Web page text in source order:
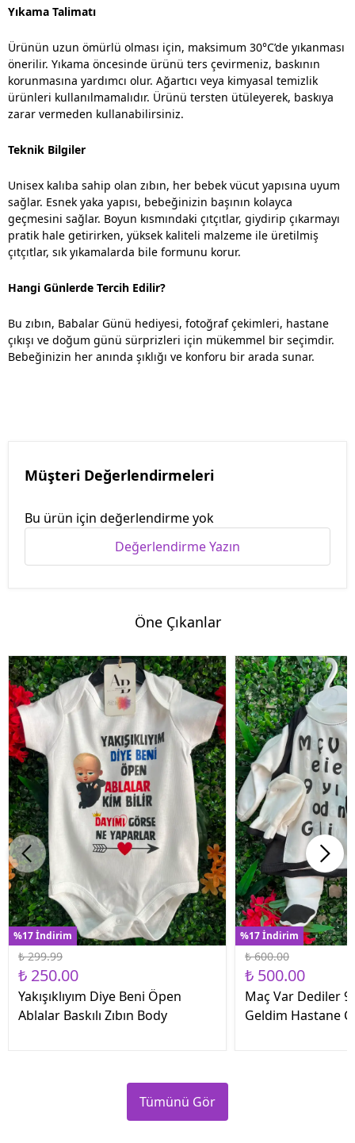
Yıkama Talimatı
Ürünün uzun ömürlü olması için, maksimum 30°C’de yıkanması
önerilir. Yıkama öncesinde ürünü ters çevirmeniz, baskının
korunmasına yardımcı olur. Ağartıcı veya kimyasal temizlik
ürünleri kullanılmamalıdır. Ürünü tersten ütüleyerek, baskıya
zarar vermeden kullanabilirsiniz.
Teknik Bilgiler
Unisex kalıba sahip olan zıbın, her bebek vücut yapısına uyum
sağlar. Esnek yaka yapısı, bebeğinizin başının kolayca
geçmesini sağlar. Boyun kısmındaki çıtçıtlar, giydirip çıkarmayı
pratik hale getirirken, yüksek kaliteli malzeme ile üretilmiş
çıtçıtlar, sık yıkamalarda bile formunu korur.
Hangi Günlerde Tercih Edilir?
Bu zıbın, Babalar Günü hediyesi, fotoğraf çekimleri, hastane
çıkışı ve doğum günü sürprizleri için mükemmel bir seçimdir.
Bebeğinizin her anında şıklığı ve konforu bir arada sunar.
Müşteri Değerlendirmeleri
Bu ürün için değerlendirme yok
Değerlendirme Yazın
Öne Çıkanlar
%17 İndirim
₺ 299.99
₺ 250.00
Yakışıklıyım Diye Beni Öpen
Ablalar Baskılı Zıbın Body
%17 İndirim
₺ 600.00
₺ 500.00
Maç Var Dediler 9
Geldim Hastane
Tümünü Gör